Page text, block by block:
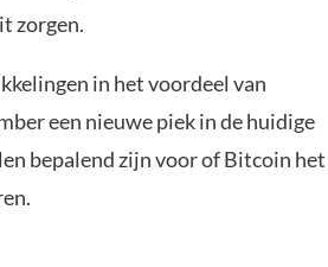
zorgen.
in het voordeel van
een nieuwe piek in de huidige
bepalend zijn voor of Bitcoin het